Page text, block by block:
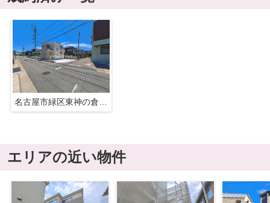
エリアの近い物件